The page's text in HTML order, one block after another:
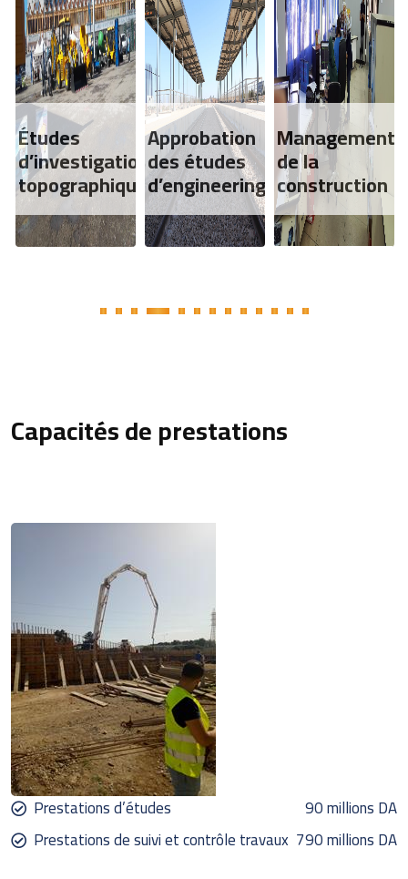
Études
d’investigations
topographiques
Approbation
des études
d’engineering
Management
de la
construction
Capacités de prestations
Prestations d’études
90 millions DA
Prestations de suivi et contrôle travaux 790 millions DA